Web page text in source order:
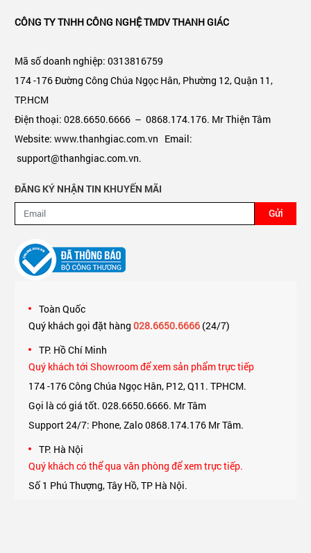
CÔNG TY TNHH CÔNG NGHỆ TMDV THANH GIÁC
Mã số doanh nghiệp: 0313816759
174 -176 Đường Công Chúa Ngọc Hân, Phường 12, Quận 11,
TP.HCM
Điện thoại: 028.6650.6666 – 0868.174.176. Mr Thiện Tâm
Website: www.thanhgiac.com.vn Email:
support@thanhgiac.com.vn.
ĐĂNG KÝ NHẬN TIN KHUYẾN MÃI
Gửi
Toàn Quốc
Quý khách gọi đặt hàng 028.6650.6666(24/7)
TP. Hồ Chí Minh
Quý khách tới Showroom để xem sản phẩm trực tiếp
174 -176 Công Chúa Ngọc Hân, P12, Q11. TPHCM.
Gọi là có giá tốt. 028.6650.6666. Mr Tâm
Support 24/7: Phone, Zalo 0868.174.176 Mr Tâm.
TP. Hà Nội
Quý khách có thể qua văn phòng để xem trực tiếp.
Số 1 Phú Thượng, Tây Hồ, TP Hà Nội.